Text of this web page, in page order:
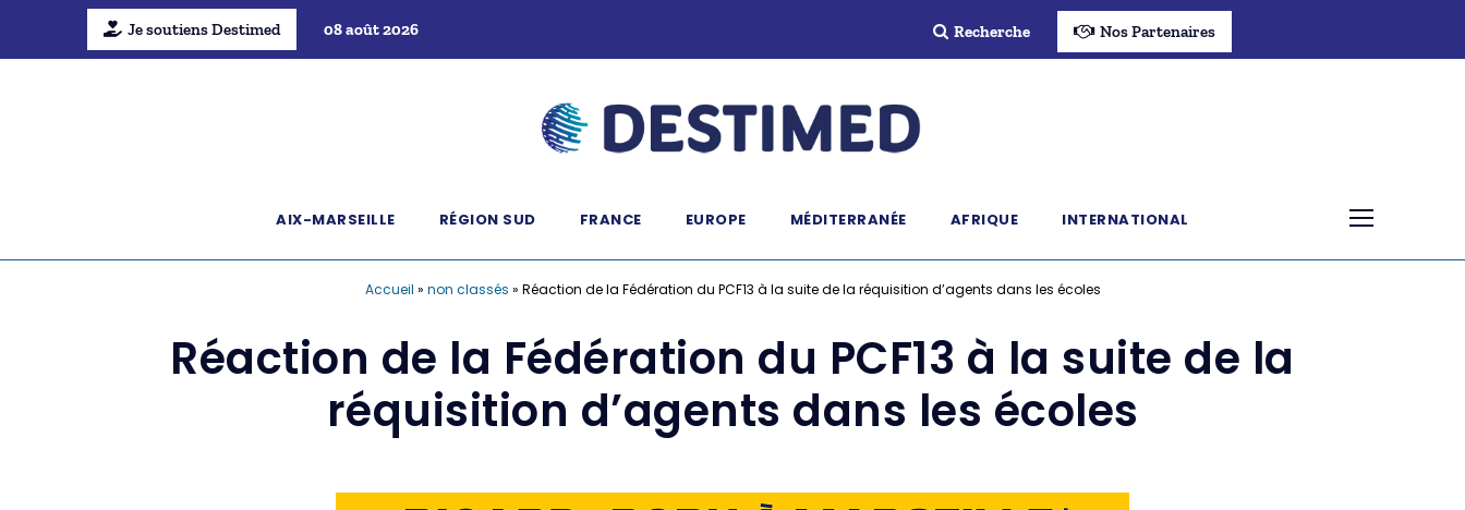
Je soutiens Destimed 08 août 2026 Recherche Nos Partenaires
AIX-MARSEILLE RÉGION SUD FRANCE EUROPE MÉDITERRANÉE AFRIQUE INTERNATIONAL
Accueil » non classés » Réaction de la Fédération du PCF13 à la suite de la réquisition d’agents dans les écoles
Réaction de la Fédération du PCF13 à la suite de la
réquisition d’agents dans les écoles